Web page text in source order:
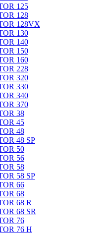
125
128
128VX
130
140
150
160
228
320
330
340
370
38
45
48
48 SP
50
56
58
58 SP
66
68
68 R
68 SR
76
76 H